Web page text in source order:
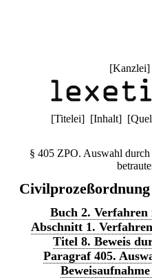
[Kanzlei
[Titelei] [Inhalt] [
§ 405 ZPO. Auswahl
Buch 2. Verfahren
Abschnitt 1.
Titel 8. Beweis
Paragraf 405.